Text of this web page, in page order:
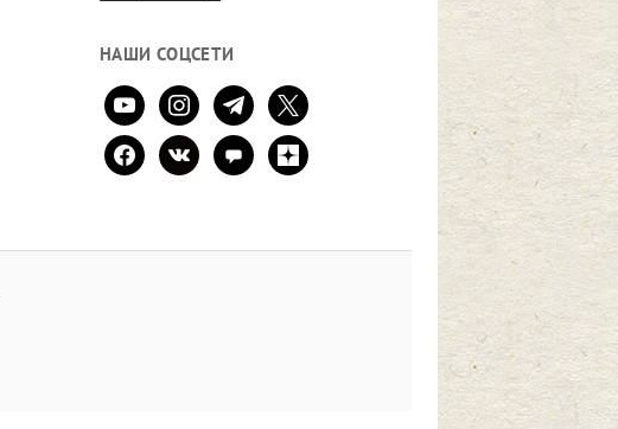
НАШИ СОЦСЕТИ
youtubeinstagramtelegram
x
facebookvkontaktecomment
zen-
yandex